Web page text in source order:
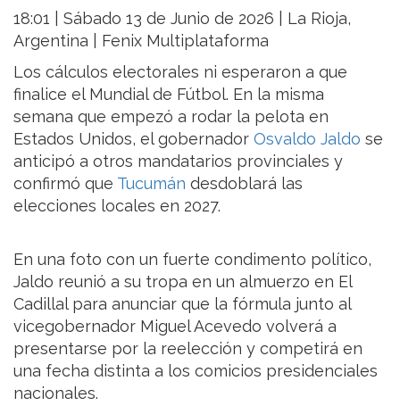
18:01 | Sábado 13 de Junio de 2026 | La Rioja,
Argentina | Fenix Multiplataforma
Los cálculos electorales ni esperaron a que
finalice el Mundial de Fútbol. En la misma
semana que empezó a rodar la pelota en
Estados Unidos, el gobernador Osvaldo Jaldo se
anticipó a otros mandatarios provinciales y
confirmó que Tucumán desdoblará las
elecciones locales en 2027.
En una foto con un fuerte condimento político,
Jaldo reunió a su tropa en un almuerzo en El
Cadillal para anunciar que la fórmula junto al
vicegobernador Miguel Acevedo volverá a
presentarse por la reelección y competirá en
una fecha distinta a los comicios presidenciales
nacionales.